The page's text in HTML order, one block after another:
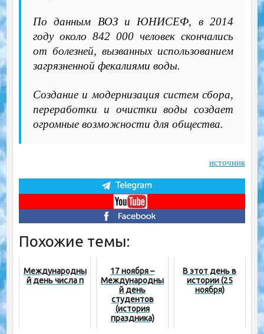
По данным ВОЗ и ЮНИСЕФ, в 2014
году около 842 000 человек скончались
от болезней, вызванных использованием
загрязненной фекалиями воды.
Создание и модернизация систем сбора,
переработки и очистки воды создает
огромные возможности для общества.
источник
Похожие темы:
Международны
й день числа π
17 ноября –
Международны
й день
студентов
(история
праздника)
В этот день в
истории (25
ноября)